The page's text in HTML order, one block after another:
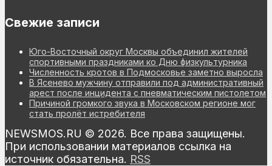
Свежие записи
Юго-Восточный округ Москвы объединил жителей
спортивными праздниками ко Дню физкультурника
Численность кротов в Подмосковье заметно выросла
В Ясенево мужчину отправили под административный
арест после инцидента с пневматическим пистолетом
Причиной громкого звука в Московском регионе мог
стать пролёт истребителя
NEWSMOS.RU © 2026. Все права защищены.
При использовании материалов ссылка на
источник обязательна. RSS